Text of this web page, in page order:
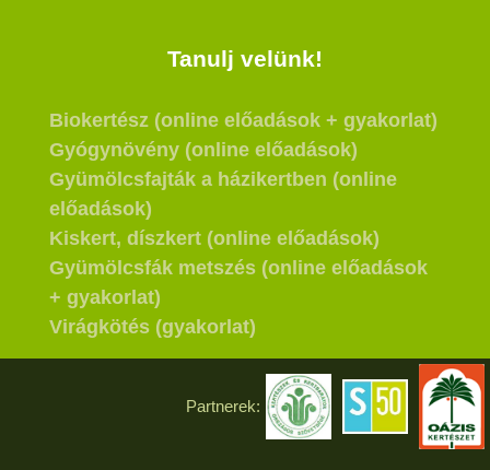
Tanulj velünk!
Biokertész (online előadások + gyakorlat)
Gyógynövény (online előadások)
Gyümölcsfajták a házikertben (online
előadások)
Kiskert, díszkert (online előadások)
Gyümölcsfák metszés (online előadások
+ gyakorlat)
Virágkötés (gyakorlat)
Partnerek: